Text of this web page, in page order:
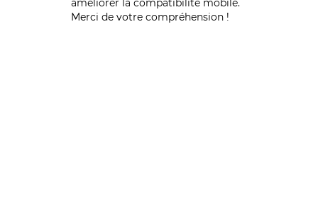
améliorer la compatibilité mobile.
Merci de votre compréhension !